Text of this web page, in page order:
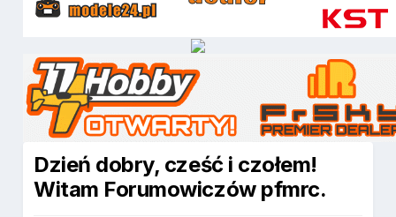
Dzień dobry, cześć i czołem!
Witam Forumowiczów pfmrc.